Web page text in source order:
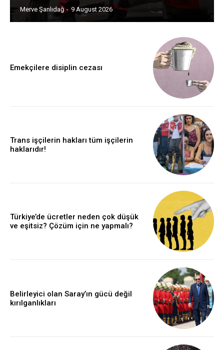
Merve Şanlıdağ - 9 August 2026
Emekçilere disiplin cezası
Trans işçilerin hakları tüm işçilerin
haklarıdır!
Türkiye’de ücretler neden çok düşük
ve eşitsiz? Çözüm için ne yapmalı?
Belirleyici olan Saray’ın gücü değil
kırılganlıkları